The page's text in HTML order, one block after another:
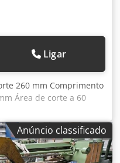
Ligar
260 mm Comprimento
Área de corte a 60
corte a 90 graus:
total requerida 2,0/2,6
C x L x A 2,1 x
hidráulica Cedpfx
- 2 velocidades
Anúncio classificado